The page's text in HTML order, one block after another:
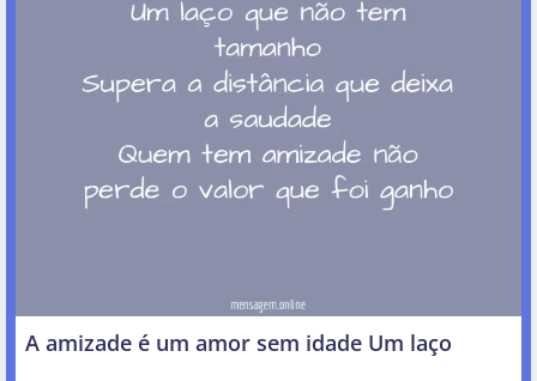
A amizade é um amor sem idade Um laço